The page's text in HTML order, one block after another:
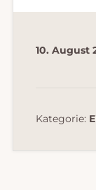
10. August
Kategorie: